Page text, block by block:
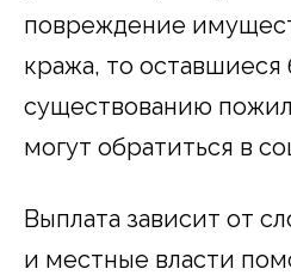
повреждение
кража, то оставшиеся
существованию
могут обратиться в
Выплата зависит от
и местные власти